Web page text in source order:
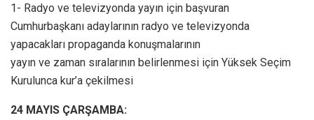
1- Radyo ve televizyonda yayın için başvuran
Cumhurbaşkanı adaylarının radyo ve televizyonda
yapacakları propaganda konuşmalarının
yayın ve zaman sıralarının belirlenmesi için Yüksek Seçim
Kurulunca kur’a çekilmesi
24 MAYIS ÇARŞAMBA: